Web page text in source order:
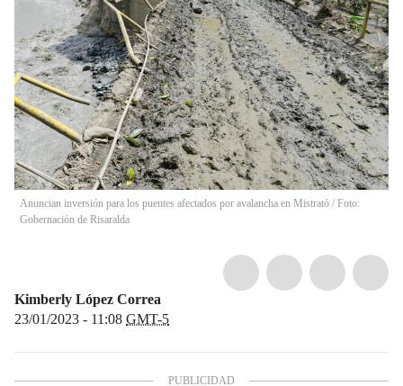
Anuncian inversión para los puentes afectados por avalancha en Mistrató / Foto:
Gobernación de Risaralda
Kimberly López Correa
23/01/2023 - 11:08 GMT-5